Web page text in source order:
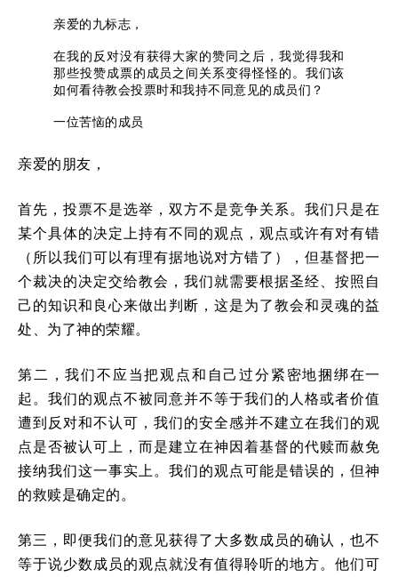
亲爱的九标志，
在我的反对没有获得大家的赞同之后，我觉得我和
那些投赞成票的成员之间关系变得怪怪的。我们该
如何看待教会投票时和我持不同意见的成员们？
一位苦恼的成员
亲爱的朋友，
首先，投票不是选举，双方不是竞争关系。我们只是在
某个具体的决定上持有不同的观点，观点或许有对有错
（所以我们可以有理有据地说对方错了），但基督把一
个裁决的决定交给教会，我们就需要根据圣经、按照自
己的知识和良心来做出判断，这是为了教会和灵魂的益
处、为了神的荣耀。
第二，我们不应当把观点和自己过分紧密地捆绑在一
起。我们的观点不被同意并不等于我们的人格或者价值
遭到反对和不认可，我们的安全感并不建立在我们的观
点是否被认可上，而是建立在神因着基督的代赎而赦免
接纳我们这一事实上。我们的观点可能是错误的，但神
的救赎是确定的。
第三，即便我们的意见获得了大多数成员的确认，也不
等于说少数成员的观点就没有值得聆听的地方。他们可